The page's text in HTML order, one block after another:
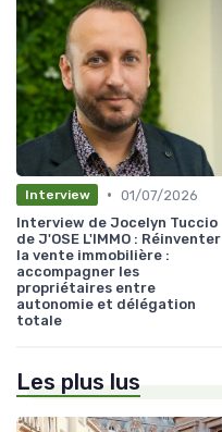
Interview • 01/07/2026
Interview de Jocelyn Tuccio
de J'OSE L'IMMO : Réinventer
la vente immobilière :
accompagner les
propriétaires entre
autonomie et délégation
totale
Les plus lus